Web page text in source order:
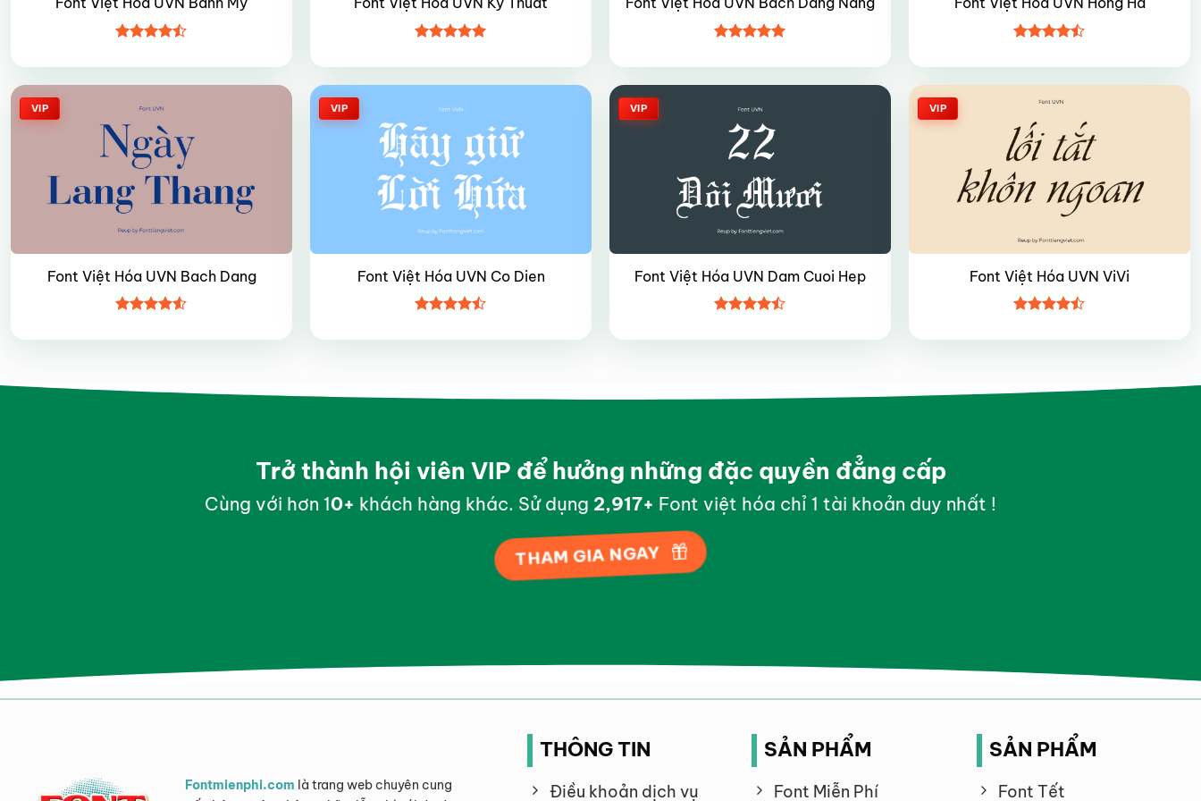
hạng4.45
hạng4.95
hạng4.95
hạng4.45
VIP
Font Việt Hóa UVN Bach Dang
hạng4.5
VIP
Font Việt Hóa UVN Co Dien
hạng4.45
VIP
Font Việt Hóa UVN Dam Cuoi Hep
hạng4.45
VIP
Font Việt Hóa UVN ViVi
hạng4.45
Trở thành hội viên VIP để hưởng những đặc quyền đẳng cấp
Cùng với hơn 10+khách hàng khác. Sử dụng 2,995+ Font việt hóa chỉ 1 tài khoản duy nhất !
THAM GIA NGAY
Fontmienphi.com là trang web chuyên cung
THÔNG TIN
Điều khoản dịch vụ
SẢN PHẨM
Font Miễn Phí
SẢN PHẨM
Font Tết